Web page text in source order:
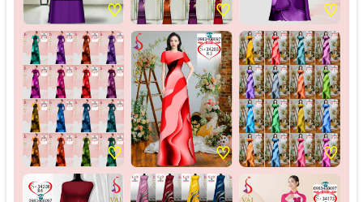
♡ ♡ ♡
♡ ♡ ♡